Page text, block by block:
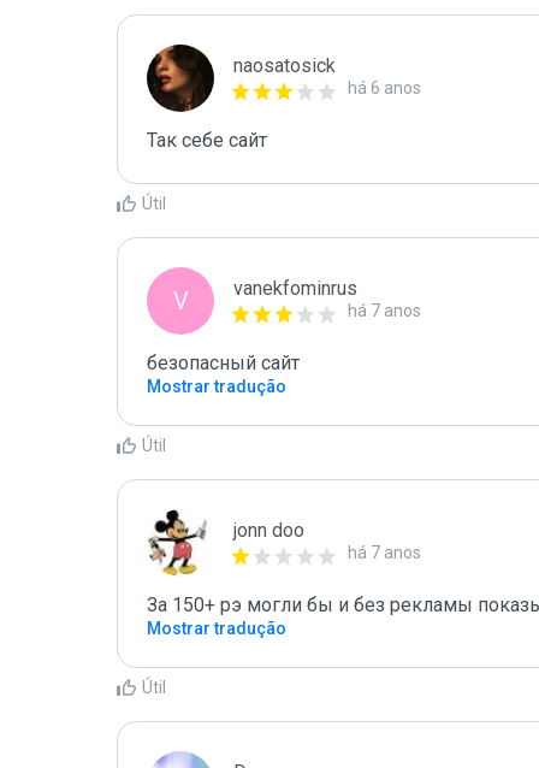
naosatosick
há 6 anos
Так себе сайт
Útil
V vanekfominrus
há 7 anos
безопасный сайт
Mostrar tradução
Útil
jonn doo
há 7 anos
За 150+ рэ могли бы и без рекламы
Mostrar tradução
Útil